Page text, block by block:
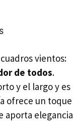
vientos:
de todos.
y el largo y es
ofrece un toque
aporta elegancia